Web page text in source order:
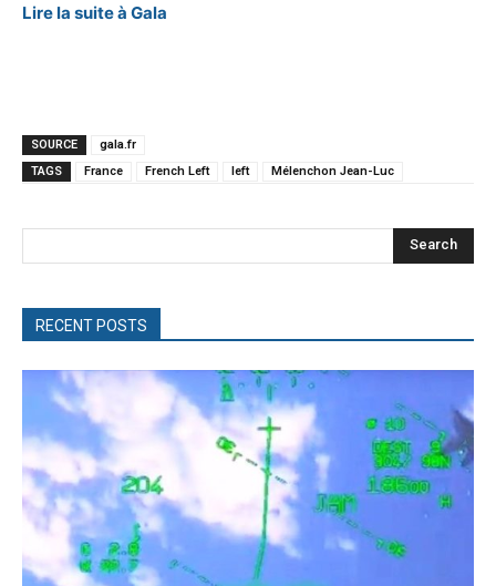
Lire la suite à Gala
SOURCE
gala.fr
TAGS
France French Left left Mélenchon Jean-Luc
Search
RECENT POSTS